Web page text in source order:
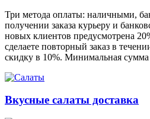
Три метода оплаты: наличными,
получении заказа курьеру и
новых клиентов предусмотрена
сделаете повторный заказ в
скидку в 10%. Минимальная сумма
Вкусные салаты доставка